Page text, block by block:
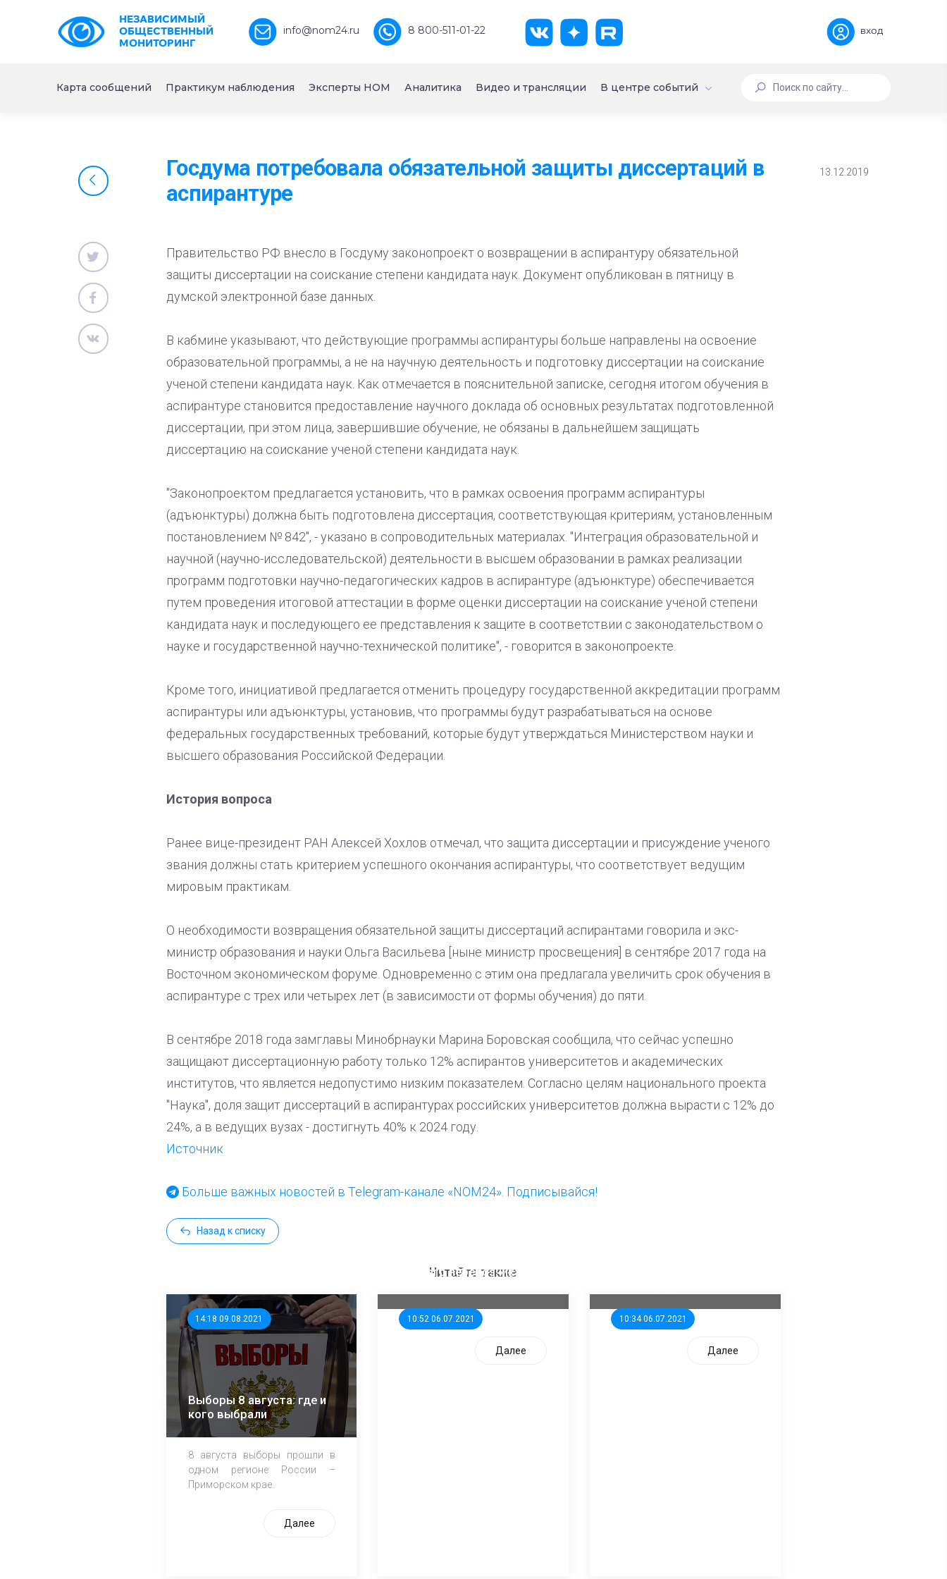
НЕЗАВИСИМЫЙ
ОБЩЕСТВЕННЫЙ
МОНИТОРИНГ
info@nom24.ru 8 800-511-01-22 вход
Карта сообщений Практикум наблюдения Эксперты НОМ Аналитика Видео и трансляции В центре событий
Госдума потребовала обязательной защиты диссертаций в
аспирантуре
13.12.2019
Правительство РФ внесло в Госдуму законопроект о возвращении в аспирантуру обязательной
защиты диссертации на соискание степени кандидата наук. Документ опубликован в пятницу в
думской электронной базе данных.
В кабмине указывают, что действующие программы аспирантуры больше направлены на освоение
образовательной программы, а не на научную деятельность и подготовку диссертации на соискание
ученой степени кандидата наук. Как отмечается в пояснительной записке, сегодня итогом обучения в
аспирантуре становится предоставление научного доклада об основных результатах подготовленной
диссертации, при этом лица, завершившие обучение, не обязаны в дальнейшем защищать
диссертацию на соискание ученой степени кандидата наук.
"Законопроектом предлагается установить, что в рамках освоения программ аспирантуры
(адъюнктуры) должна быть подготовлена диссертация, соответствующая критериям, установленным
постановлением № 842", - указано в сопроводительных материалах. "Интеграция образовательной и
научной (научно-исследовательской) деятельности в высшем образовании в рамках реализации
программ подготовки научно-педагогических кадров в аспирантуре (адъюнктуре) обеспечивается
путем проведения итоговой аттестации в форме оценки диссертации на соискание ученой степени
кандидата наук и последующего ее представления к защите в соответствии с законодательством о
науке и государственной научно-технической политике", - говорится в законопроекте.
Кроме того, инициативой предлагается отменить процедуру государственной аккредитации программ
аспирантуры или адъюнктуры, установив, что программы будут разрабатываться на основе
федеральных государственных требований, которые будут утверждаться Министерством науки и
высшего образования Российской Федерации.
История вопроса
Ранее вице-президент РАН Алексей Хохлов отмечал, что защита диссертации и присуждение ученого
звания должны стать критерием успешного окончания аспирантуры, что соответствует ведущим
мировым практикам.
О необходимости возвращения обязательной защиты диссертаций аспирантами говорила и экс-
министр образования и науки Ольга Васильева [ныне министр просвещения] в сентябре 2017 года на
Восточном экономическом форуме. Одновременно с этим она предлагала увеличить срок обучения в
аспирантуре с трех или четырех лет (в зависимости от формы обучения) до пяти.
В сентябре 2018 года замглавы Минобрнауки Марина Боровская сообщила, что сейчас успешно
защищают диссертационную работу только 12% аспирантов университетов и академических
институтов, что является недопустимо низким показателем. Согласно целям национального проекта
"Наука", доля защит диссертаций в аспирантурах российских университетов должна вырасти с 12% до
24%, а в ведущих вузах - достигнуть 40% к 2024 году.
Источник
Больше важных новостей в Telegram-канале «NOM24». Подписывайся!
Назад к списку
Читайте также
14:18 09.08.2021
Выборы 8 августа: где и
кого выбрали
8 августа выборы прошли в
одном регионе России –
Приморском крае.
Далее
10:52 06.07.2021
единого перевозчика для
Далее
10:34 06.07.2021
Далее